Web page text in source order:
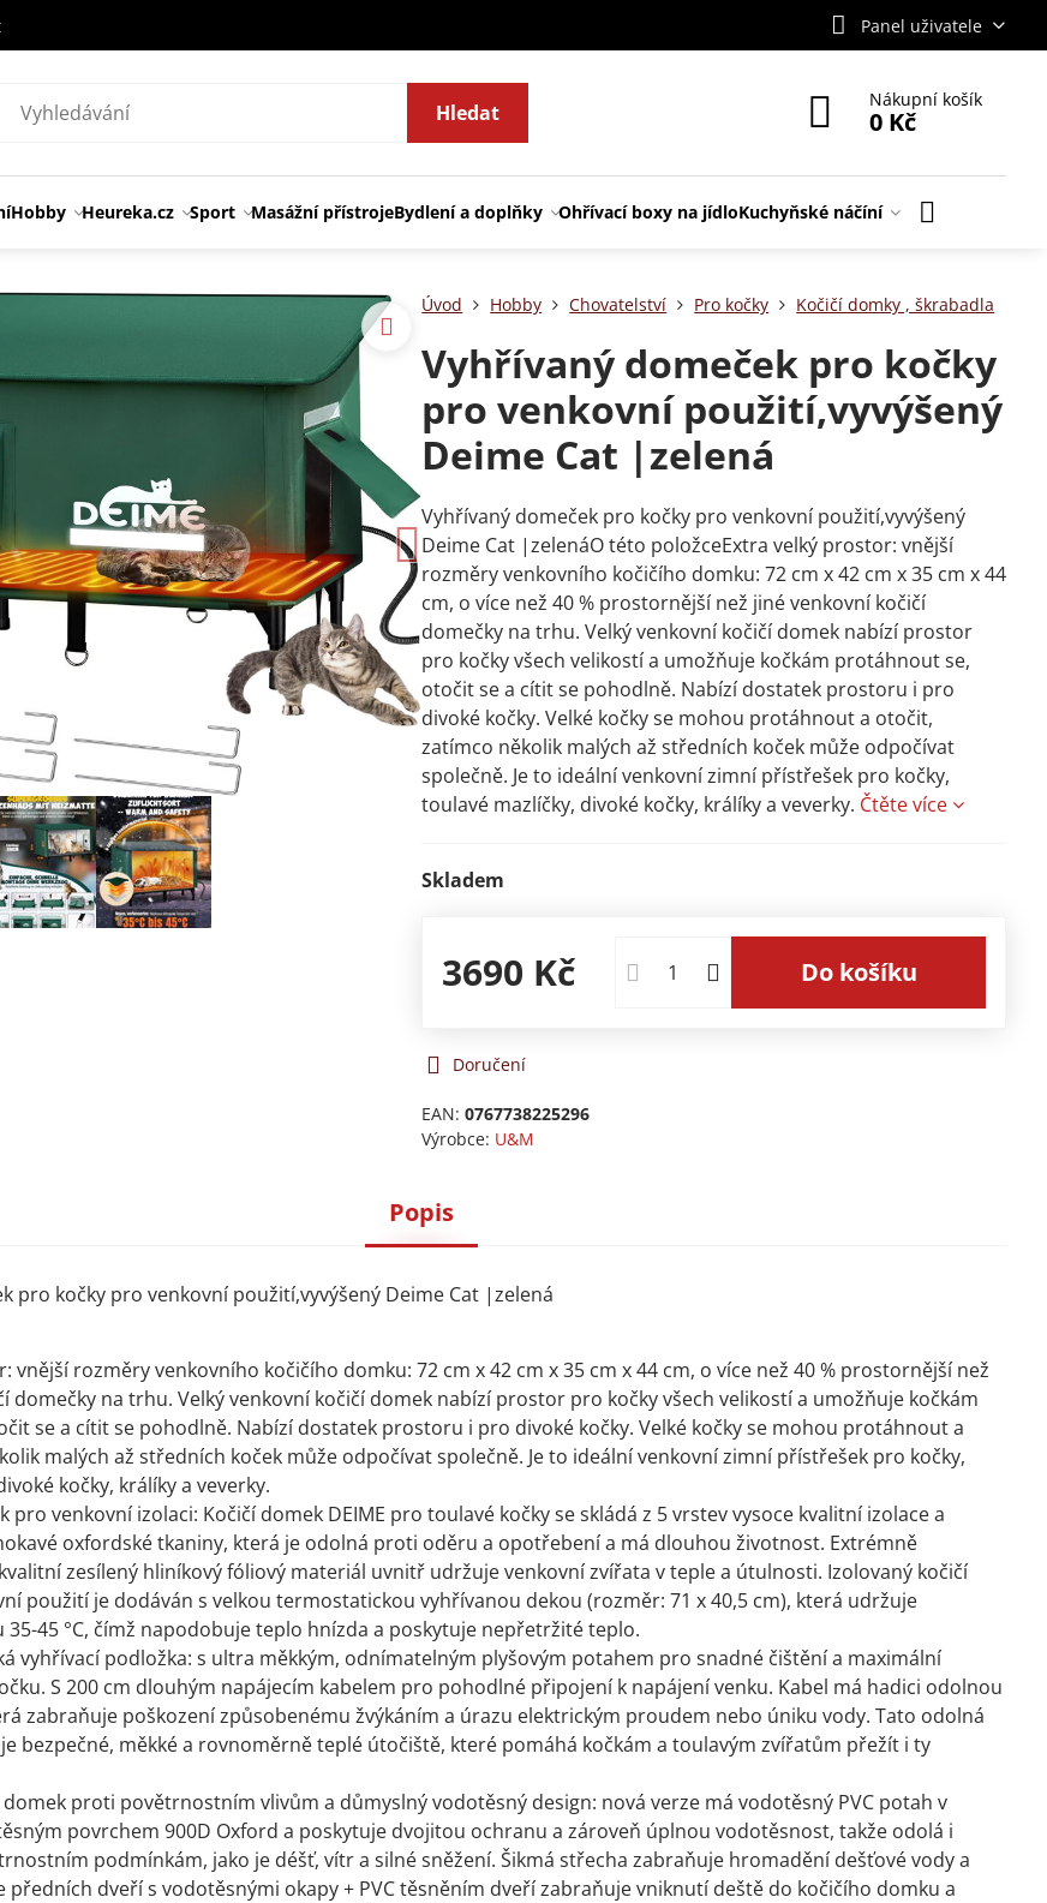
Panel uživatele
Hledat
Nákupní košík
0 Kč
Hobby Heureka.cz Sport Masážní přístrojeBydlení a doplňky Ohřívací boxy na jídloKuchyňské náčíní
Úvod Hobby Chovatelství Pro kočky Kočičí domky , škrabadla
Vyhřívaný domeček pro kočky
pro venkovní použití,vyvýšený
Deime Cat |zelená
Vyhřívaný domeček pro kočky pro venkovní použití,vyvýšený
Deime Cat |zelenáO této položceExtra velký prostor: vnější
rozměry venkovního kočičího domku: 72 cm x 42 cm x 35 cm x 44
cm, o více než 40 % prostornější než jiné venkovní kočičí
domečky na trhu. Velký venkovní kočičí domek nabízí prostor
pro kočky všech velikostí a umožňuje kočkám protáhnout se,
otočit se a cítit se pohodlně. Nabízí dostatek prostoru i pro
divoké kočky. Velké kočky se mohou protáhnout a otočit,
zatímco několik malých až středních koček může odpočívat
společně. Je to ideální venkovní zimní přístřešek pro kočky,
toulavé mazlíčky, divoké kočky, králíky a veverky. Čtěte více
Skladem
3690 Kč Do košíku
Doručení
EAN:0767738225296
Výrobce: U&M
Popis
pro kočky pro venkovní použití,vyvýšený Deime Cat |zelená
vnější rozměry venkovního kočičího domku: 72 cm x 42 cm x 35 cm x 44 cm, o více než 40 % prostornější než
domečky na trhu. Velký venkovní kočičí domek nabízí prostor pro kočky všech velikostí a umožňuje kočkám
se a cítit se pohodlně. Nabízí dostatek prostoru i pro divoké kočky. Velké kočky se mohou protáhnout a
malých až středních koček může odpočívat společně. Je to ideální venkovní zimní přístřešek pro kočky,
kočky, králíky a veverky.
pro venkovní izolaci: Kočičí domek DEIME pro toulavé kočky se skládá z 5 vrstev vysoce kvalitní izolace a
oxfordské tkaniny, která je odolná proti oděru a opotřebení a má dlouhou životnost. Extrémně
zesílený hliníkový fóliový materiál uvnitř udržuje venkovní zvířata v teple a útulnosti. Izolovaný kočičí
použití je dodáván s velkou termostatickou vyhřívanou dekou (rozměr: 71 x 40,5 cm), která udržuje
45 °C, čímž napodobuje teplo hnízda a poskytuje nepřetržité teplo.
vyhřívací podložka: s ultra měkkým, odnímatelným plyšovým potahem pro snadné čištění a maximální
S 200 cm dlouhým napájecím kabelem pro pohodlné připojení k napájení venku. Kabel má hadici odolnou
zabraňuje poškození způsobenému žvýkáním a úrazu elektrickým proudem nebo úniku vody. Tato odolná
bezpečné, měkké a rovnoměrně teplé útočiště, které pomáhá kočkám a toulavým zvířatům přežít i ty
proti povětrnostním vlivům a důmyslný vodotěsný design: nová verze má vodotěsný PVC potah v
povrchem 900D Oxford a poskytuje dvojitou ochranu a zároveň úplnou vodotěsnost, takže odolá i
podmínkám, jako je déšť, vítr a silné sněžení. Šikmá střecha zabraňuje hromadění dešťové vody a
předních dveří s vodotěsnými okapy + PVC těsněním dveří zabraňuje vniknutí deště do kočičího domku a